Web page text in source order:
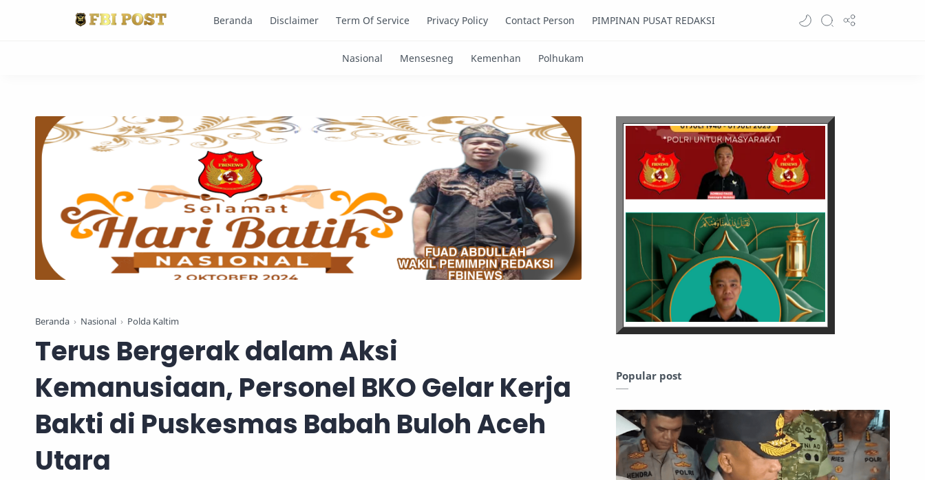
Beranda Disclaimer Term Of Service Privacy Policy Contact Person PIMPINAN PUSAT REDAKSI
Beranda Nasional Polda Kaltim
Terus Bergerak dalam Aksi
Kemanusiaan, Personel BKO Gelar Kerja
Bakti di Puskesmas Babah Buloh Aceh
Utara
Popular post